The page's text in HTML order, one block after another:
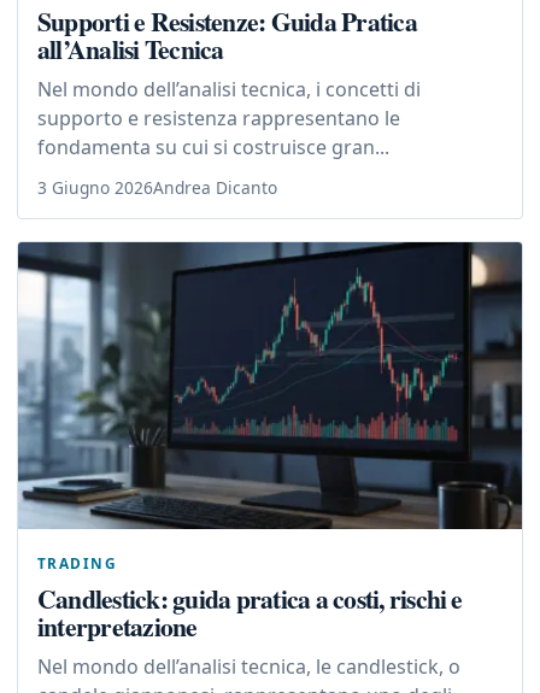
Supporti e Resistenze: Guida Pratica
all’Analisi Tecnica
Nel mondo dell’analisi tecnica, i concetti di
supporto e resistenza rappresentano le
fondamenta su cui si costruisce gran...
3 Giugno 2026Andrea Dicanto
TRADING
Candlestick: guida pratica a costi, rischi e
interpretazione
Nel mondo dell’analisi tecnica, le candlestick, o